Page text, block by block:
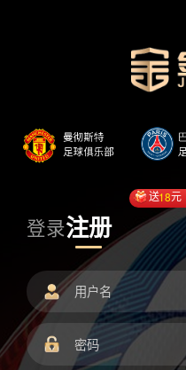
登录注册
送18元